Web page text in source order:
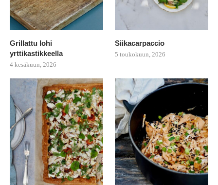
Grillattu lohi
yrttikastikkeella
4 kesäkuun, 2026
Siikacarpaccio
5 toukokuun, 2026